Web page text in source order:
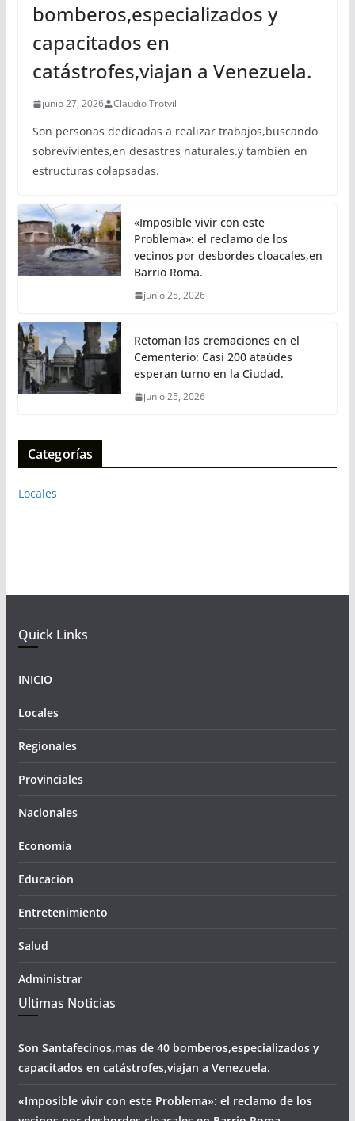
bomberos,especializados y
capacitados en
catástrofes,viajan a Venezuela.
junio 27, 2026 Claudio Trotvil
Son personas dedicadas a realizar trabajos,buscando
sobrevivientes,en desastres naturales.y también en
estructuras colapsadas.
«Imposible vivir con este
Problema»: el reclamo de los
vecinos por desbordes cloacales,en
Barrio Roma.
junio 25, 2026
Retoman las cremaciones en el
Cementerio: Casi 200 ataúdes
esperan turno en la Ciudad.
junio 25, 2026
Categorías
Locales
Quick Links
INICIO
Locales
Regionales
Provinciales
Nacionales
Economia
Educación
Entretenimiento
Salud
Administrar
Ultimas Noticias
Son Santafecinos,mas de 40 bomberos,especializados y
capacitados en catástrofes,viajan a Venezuela.
«Imposible vivir con este Problema»: el reclamo de los